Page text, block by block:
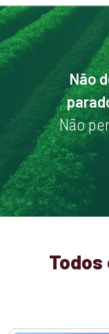
Não
Não